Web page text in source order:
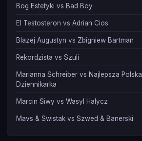
Bog Estetyki vs Bad Boy
El Testosteron vs Adrian Cios
Blazej Augustyn vs Zbigniew Bartman
Rekordzista vs Szuli
Marianna Schreiber vs Najlepsza Polska
Dziennikarka
Marcin Siwy vs Wasyl Halycz
Mavs & Swistak vs Szwed & Banerski